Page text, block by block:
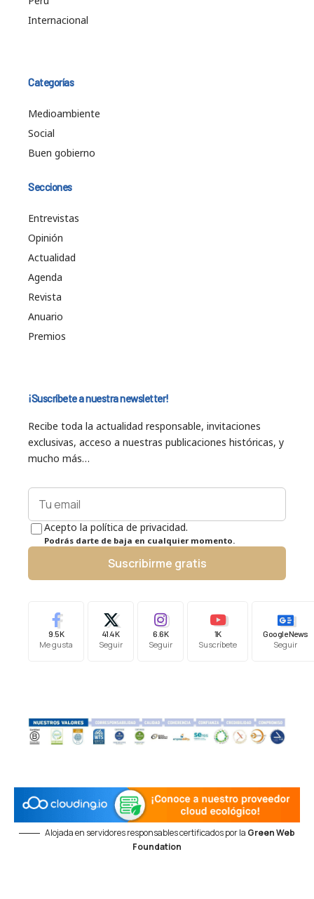
Internacional
Categorías
Medioambiente
Social
Buen gobierno
Secciones
Entrevistas
Opinión
Actualidad
Agenda
Revista
Anuario
Premios
¡Suscríbete a nuestra newsletter!
Recibe toda la actualidad responsable, invitaciones
exclusivas, acceso a nuestras publicaciones históricas, y
mucho más…
Acepto la política de privacidad.
Podrás darte de baja en cualquier momento.
Suscribirme gratis
9.5K
Me gusta
41.4K
Seguir
6.6K
Seguir
1K
Suscríbete
Google News
Seguir
Alojada en servidores responsables certificados por la Green Web
Foundation